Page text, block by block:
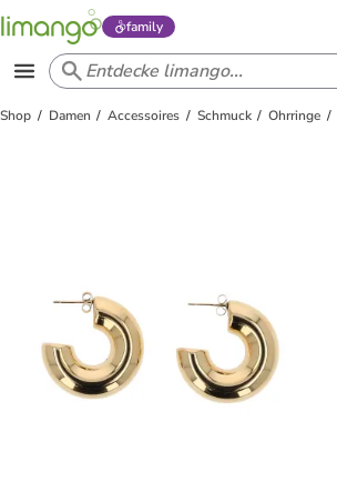
family
Shop Damen Accessoires Schmuck Ohrringe